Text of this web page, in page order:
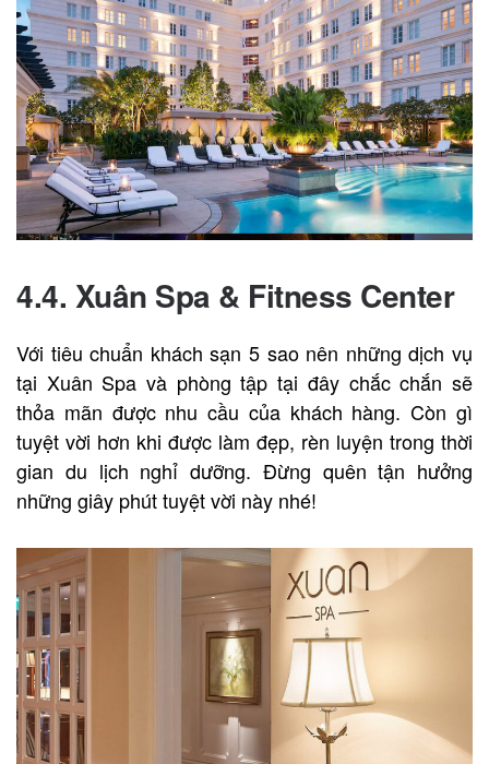
4.4. Xuân Spa & Fitness Center
Với tiêu chuẩn khách sạn 5 sao nên những dịch vụ
tại Xuân Spa và phòng tập tại đây chắc chắn sẽ
thỏa mãn được nhu cầu của khách hàng. Còn gì
tuyệt vời hơn khi được làm đẹp, rèn luyện trong thời
gian du lịch nghỉ dưỡng. Đừng quên tận hưởng
những giây phút tuyệt vời này nhé!